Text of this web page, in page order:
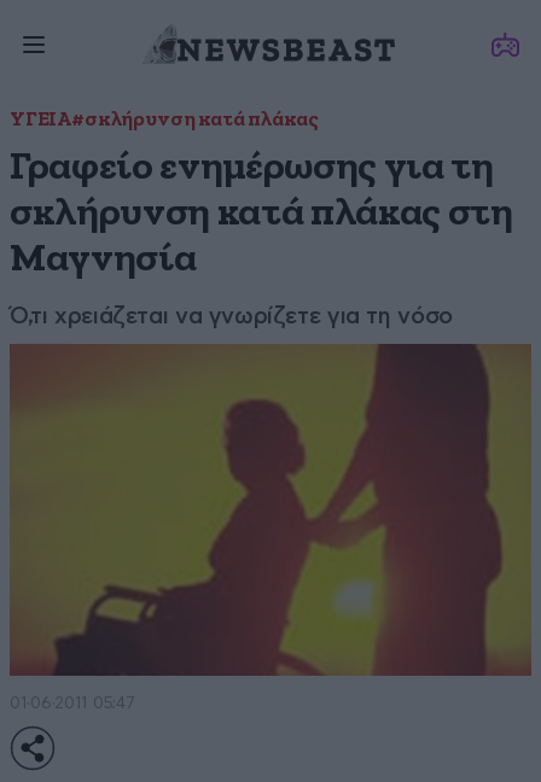
ΥΓΕΙΑ#σκλήρυνση κατά πλάκας
Γραφείο ενημέρωσης για τη
σκλήρυνση κατά πλάκας στη
Μαγνησία
Ό,τι χρειάζεται να γνωρίζετε για τη νόσο
01·06·2011 05:47